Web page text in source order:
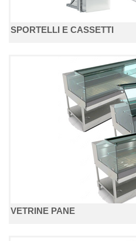
SPORTELLI E CASSETTI
VETRINE PANE